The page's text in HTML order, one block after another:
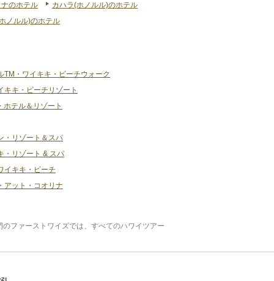
のホテル
カハラ(ホノルル)のホテル
ノルル)のホテル
・ワイキキ・ビーチウォーク
キキ・ビーチリゾート
ホテル＆リゾート
・リゾート＆スパ
・リゾート & スパ
イキキ・ビーチ
アット・コオリナ
ファーストワイズでは、すべてのハワイツアー